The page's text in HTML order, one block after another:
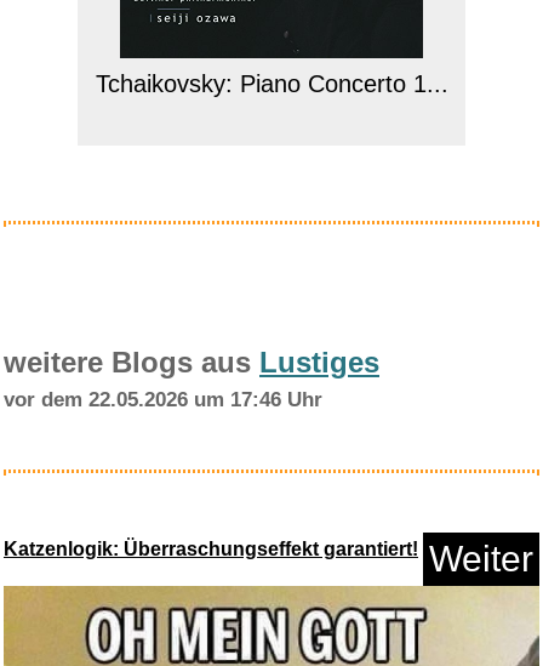
Tchaikovsky: Piano Concerto 1...
weitere Blogs aus Lustiges
vor dem 22.05.2026 um 17:46 Uhr
Katzenlogik: Überraschungseffekt garantiert! Weiter